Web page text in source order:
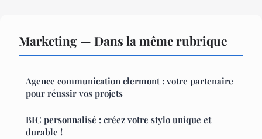
Marketing — Dans la même rubrique
Agence communication clermont : votre partenaire
pour réussir vos projets
BIC personnalisé : créez votre stylo unique et
durable !